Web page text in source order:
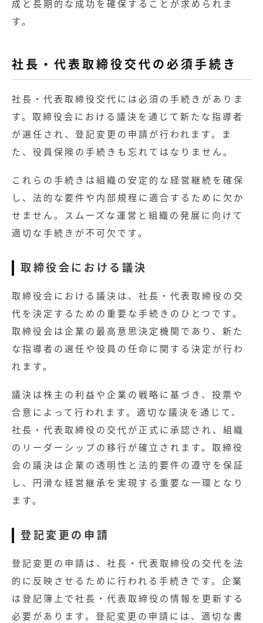
成と長期的な成功を確保することが求められま
す。
社長・代表取締役交代の必須手続き
社長・代表取締役交代には必須の手続きがありま
す。取締役会における議決を通じて新たな指導者
が選任され、登記変更の申請が行われます。ま
た、役員保険の手続きも忘れてはなりません。
これらの手続きは組織の安定的な経営継続を確保
し、法的な要件や内部規程に適合するために欠か
せません。スムーズな運営と組織の発展に向けて
適切な手続きが不可欠です。
取締役会における議決
取締役会における議決は、社長・代表取締役の交
代を決定するための重要な手続きのひとつです。
取締役会は企業の最高意思決定機関であり、新た
な指導者の選任や役員の任命に関する決定が行わ
れます。
議決は株主の利益や企業の戦略に基づき、投票や
合意によって行われます。適切な議決を通じて、
社長・代表取締役の交代が正式に承認され、組織
のリーダーシップの移行が確立されます。取締役
会の議決は企業の透明性と法的要件の遵守を保証
し、円滑な経営継承を実現する重要な一環となり
ます。
登記変更の申請
登記変更の申請は、社長・代表取締役の交代を法
的に反映させるために行われる手続きです。企業
は登記簿上で社長・代表取締役の情報を更新する
必要があります。登記変更の申請には、適切な書